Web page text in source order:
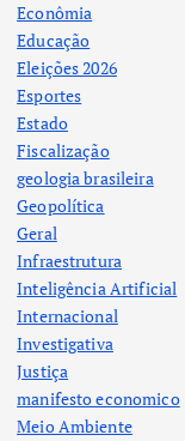
Econômia
Educação
Eleições 2026
Esportes
Estado
Fiscalização
geologia brasileira
Geopolítica
Geral
Infraestrutura
Inteligência Artificial
Internacional
Investigativa
Justiça
manifesto economico
Meio Ambiente